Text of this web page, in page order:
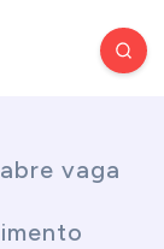
vaga